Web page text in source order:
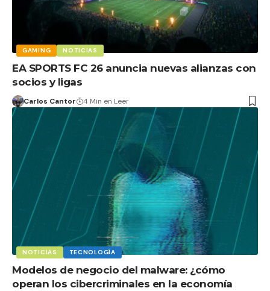
GAMING NOTICIAS
EA SPORTS FC 26 anuncia nuevas alianzas con
socios y ligas
Carlos Cantor 4 Min en Leer
NOTICIAS TECNOLOGÍA
Modelos de negocio del malware: ¿cómo
operan los cibercriminales en la economía